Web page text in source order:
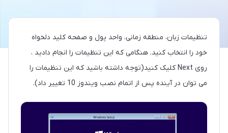
تنظیمات زبان، منطقه زمانی، واحد پول و صفحه کلید دلخواه
خود را انتخاب کنید. هنگامی که این تنظیمات را انجام دادید ،
روی Next کلیک کنید(توجه داشته باشید که این تنظیمات را
می توان در آینده پس از اتمام نصب ویندوز 10 تغییر داد).